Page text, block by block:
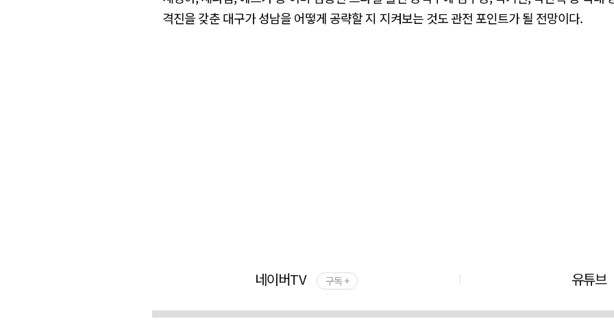
격진을 갖춘 대구가 성남을 어떻게 공략할 지 지켜보는 것도 관전 포인트가 될 전망이다.
네이버TV 구독 + 유튜브